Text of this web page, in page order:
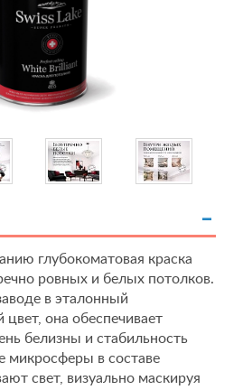
глубокоматовая краска
ровных и белых потолков.
в эталонный
она обеспечивает
белизны и стабильность
микросферы в составе
свет, визуально маскируя